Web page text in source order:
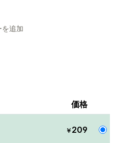
を追加
価格
￥ 209